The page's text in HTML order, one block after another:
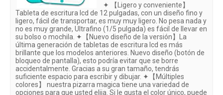
✦ 【Ligero y conveniente】
Tableta de escritura lcd de 12 pulgadas, con un diseño fino y
ligero, fácil de transportar, es muy muy ligero. No pesa nada y
no es muy grande, Ultrafino (1/5 pulgada) es fácil de llevar en
su bolso o mochila. ✦【Nuevo diseño de la versión】La
última generación de tabletas de escritura lcd es más
brillante que los modelos anteriores. Nuevo diseño (botón de
bloqueo de pantalla), esto podría evitar que se borre
accidentalmente. Gracias a su gran tamaño, tendrás
suficiente espacio para escribir y dibujar. ✦【Múltiples
colores】 nuestra pizarra magica tiene una variedad de
opciones para que usted elija. Si le gusta el color único, puede